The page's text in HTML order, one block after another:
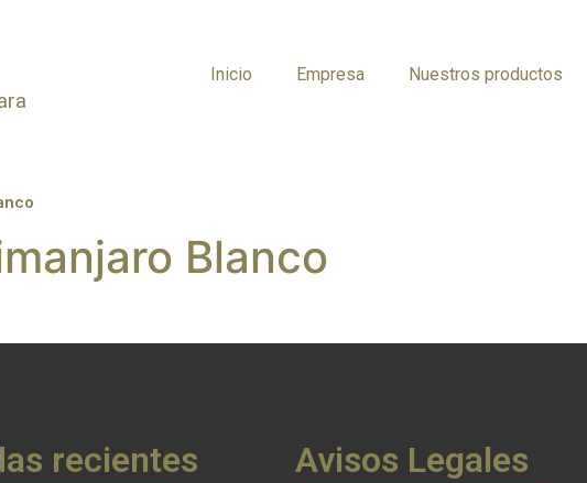
Inicio Empresa Nuestros productos
Blanco
recientes Avisos Legales